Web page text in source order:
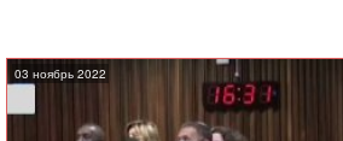
03 ноябрь 2022